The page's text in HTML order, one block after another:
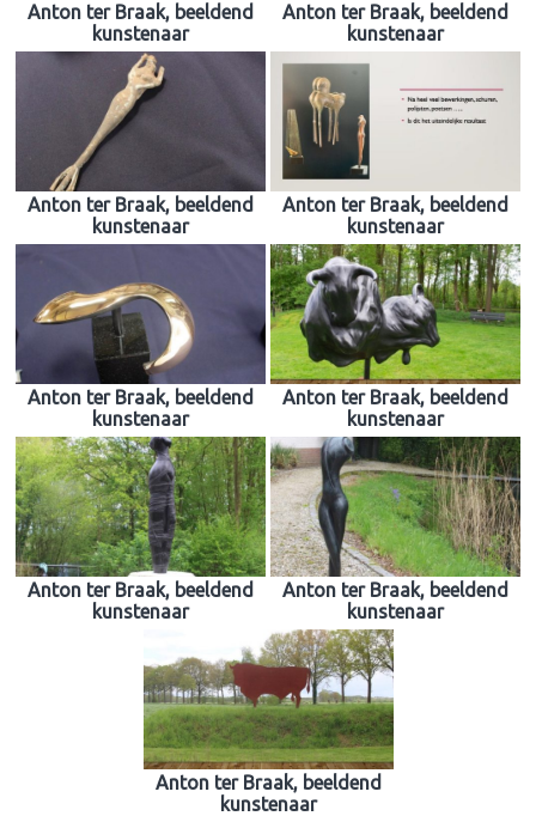
Anton ter Braak, beeldend
kunstenaar
Anton ter Braak, beeldend
kunstenaar
Anton ter Braak, beeldend
kunstenaar
Anton ter Braak, beeldend
kunstenaar
Anton ter Braak, beeldend
kunstenaar
Anton ter Braak, beeldend
kunstenaar
Anton ter Braak, beeldend
kunstenaar
Anton ter Braak, beeldend
kunstenaar
Anton ter Braak, beeldend
kunstenaar